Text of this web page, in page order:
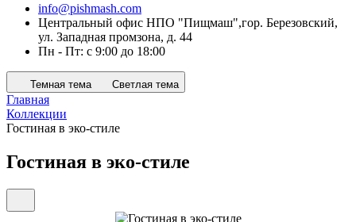
info@pishmash.com
Центральный офис НПО "Пищмаш",гор. Березовский,
ул. Западная промзона, д. 44
Пн - Пт: с 9:00 до 18:00
Темная тема Светлая тема
Главная
Коллекции
Гостиная в эко-стиле
Гостиная в эко-стиле